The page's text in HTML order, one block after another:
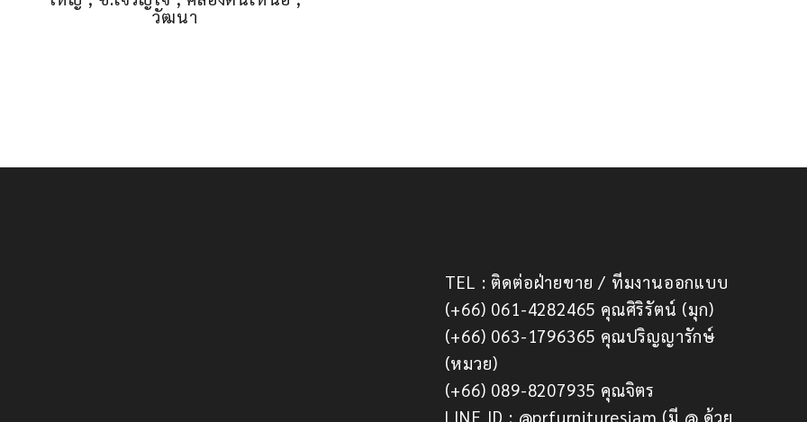
วัฒนา
TEL : ติดต่อฝ่ายขาย / ทีมงานออกแบบ
(+66) 061-4282465 คุณศิริรัตน์ (มุก)
(+66) 063-1796365 คุณปริญญารักษ์
(หมวย)
(+66) 089-8207935 คุณจิตร
LINE ID : @prfurnituresiam (มี @ ด้วย